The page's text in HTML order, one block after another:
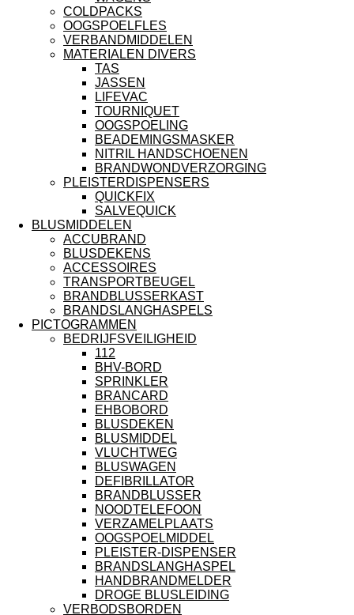
COLDPACKS
OOGSPOELFLES
VERBANDMIDDELEN
MATERIALEN DIVERS
TAS
JASSEN
LIFEVAC
TOURNIQUET
OOGSPOELING
BEADEMINGSMASKER
NITRIL HANDSCHOENEN
BRANDWONDVERZORGING
PLEISTERDISPENSERS
QUICKFIX
SALVEQUICK
BLUSMIDDELEN
ACCUBRAND
BLUSDEKENS
ACCESSOIRES
TRANSPORTBEUGEL
BRANDBLUSSERKAST
BRANDSLANGHASPELS
PICTOGRAMMEN
BEDRIJFSVEILIGHEID
112
BHV-BORD
SPRINKLER
BRANCARD
EHBOBORD
BLUSDEKEN
BLUSMIDDEL
VLUCHTWEG
BLUSWAGEN
DEFIBRILLATOR
BRANDBLUSSER
NOODTELEFOON
VERZAMELPLAATS
OOGSPOELMIDDEL
PLEISTER-DISPENSER
BRANDSLANGHASPEL
HANDBRANDMELDER
DROGE BLUSLEIDING
VERBODSBORDEN